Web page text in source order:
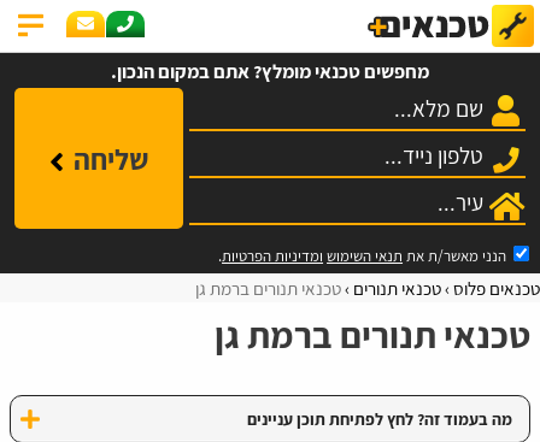
מחפשים טכנאי מומלץ? אתם במקום הנכון.
שליחה
הנני מאשר/ת את תנאי השימוש ומדיניות הפרטיות.
טכנאים פלוס טכנאי תנורים טכנאי תנורים ברמת גן
טכנאי תנורים ברמת גן
מה בעמוד זה? לחץ לפתיחת תוכן עניינים